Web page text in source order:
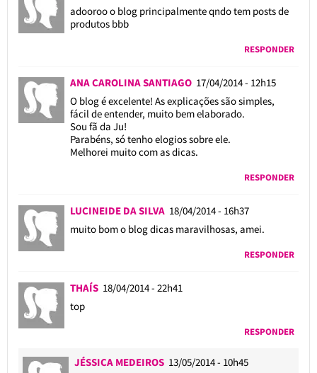
adooroo o blog principalmente qndo tem posts de
produtos bbb
RESPONDER
ANA CAROLINA SANTIAGO 17/04/2014 - 12h15
O blog é excelente! As explicações são simples,
fácil de entender, muito bem elaborado.
Sou fã da Ju!
Parabéns, só tenho elogios sobre ele.
Melhorei muito com as dicas.
RESPONDER
LUCINEIDE DA SILVA 18/04/2014 - 16h37
muito bom o blog dicas maravilhosas, amei.
RESPONDER
THAÍS 18/04/2014 - 22h41
top
RESPONDER
JÉSSICA MEDEIROS 13/05/2014 - 10h45